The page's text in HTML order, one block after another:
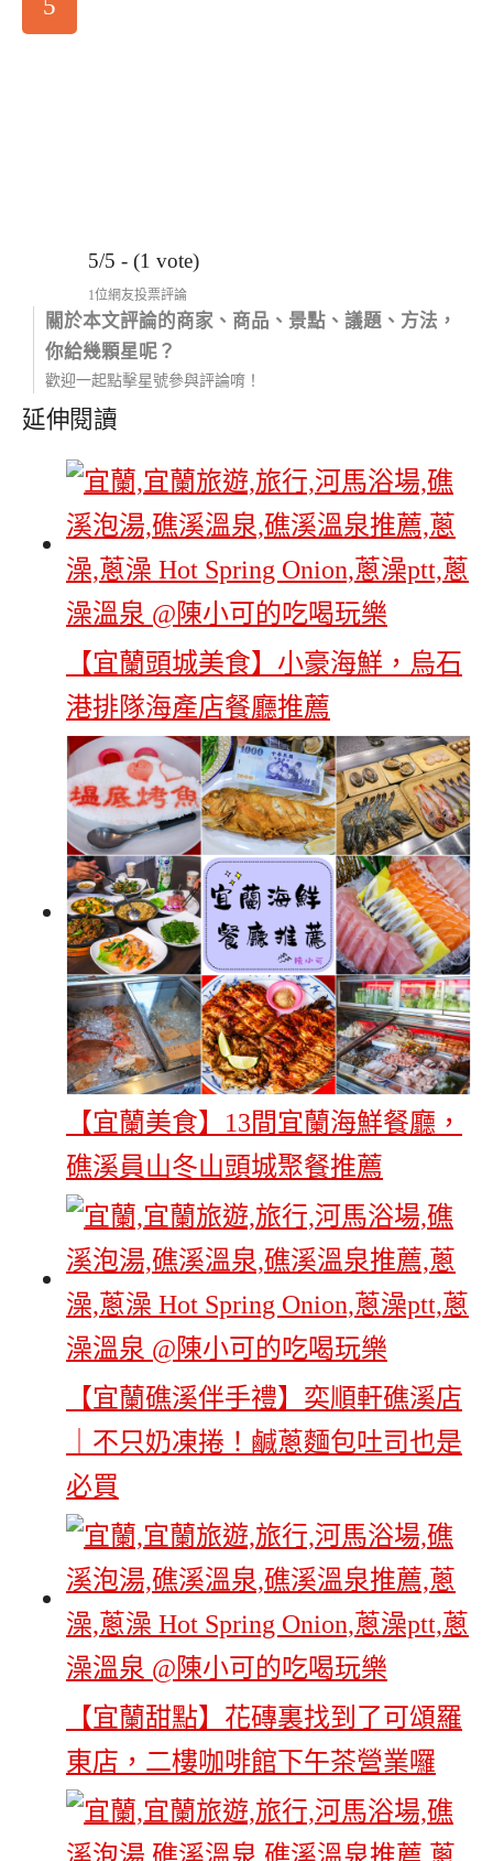
5
5/5 - (1 vote)
1位網友投票評論
關於本文評論的商家、商品、景點、議題、方法，
你給幾顆星呢？
歡迎一起點擊星號參與評論唷！
延伸閱讀
【宜蘭頭城美食】小豪海鮮，烏石
港排隊海產店餐廳推薦
【宜蘭美食】13間宜蘭海鮮餐廳，
礁溪員山冬山頭城聚餐推薦
【宜蘭礁溪伴手禮】奕順軒礁溪店
｜不只奶凍捲！鹹蔥麵包吐司也是
必買
【宜蘭甜點】花磚裏找到了可頌羅
東店，二樓咖啡館下午茶營業囉